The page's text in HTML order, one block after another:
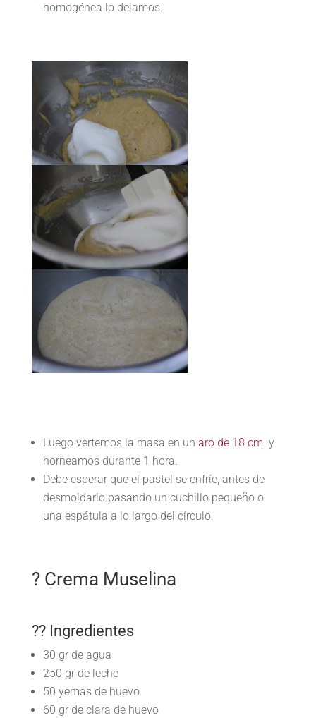
homogénea lo dejamos.
Luego vertemos la masa en un aro de 18 cm y
horneamos durante 1 hora.
Debe esperar que el pastel se enfríe, antes de
desmoldarlo pasando un cuchillo pequeño o
una espátula a lo largo del círculo.
? Crema Muselina
?? Ingredientes
30 gr de agua
250 gr de leche
50 yemas de huevo
60 gr de clara de huevo